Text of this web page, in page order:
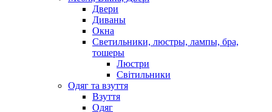
Двери
Диваны
Окна
Светильники, люстры, лампы, бра,
тошеры
Люстри
Світильники
Одяг та взуття
Взуття
Одяг